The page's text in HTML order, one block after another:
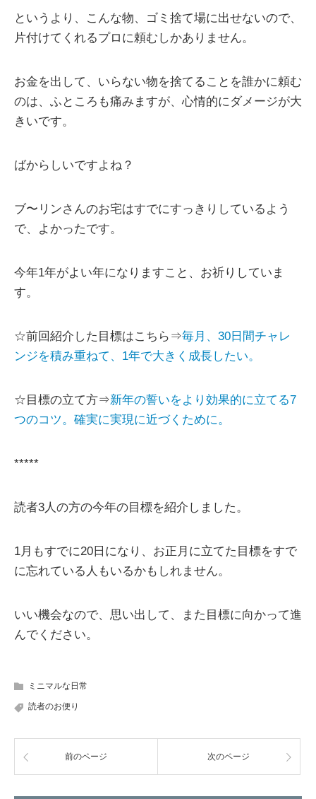
というより、こんな物、ゴミ捨て場に出せないので、
片付けてくれるプロに頼むしかありません。
お金を出して、いらない物を捨てることを誰かに頼む
のは、ふところも痛みますが、心情的にダメージが大
きいです。
ばからしいですよね？
ブ〜リンさんのお宅はすでにすっきりしているよう
で、よかったです。
今年1年がよい年になりますこと、お祈りしていま
す。
☆前回紹介した目標はこちら⇒毎月、30日間チャレ
ンジを積み重ねて、1年で大きく成長したい。
☆目標の立て方⇒新年の誓いをより効果的に立てる7
つのコツ。確実に実現に近づくために。
*****
読者3人の方の今年の目標を紹介しました。
1月もすでに20日になり、お正月に立てた目標をすで
に忘れている人もいるかもしれません。
いい機会なので、思い出して、また目標に向かって進
んでください。
ミニマルな日常
読者のお便り
前のページ 次のページ